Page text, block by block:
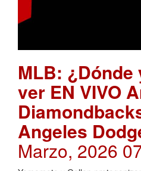
MLB: ¿Dónde
ver EN VIVO
Angeles
Marzo, 2026